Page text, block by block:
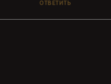
ОТВЕТИТЬ